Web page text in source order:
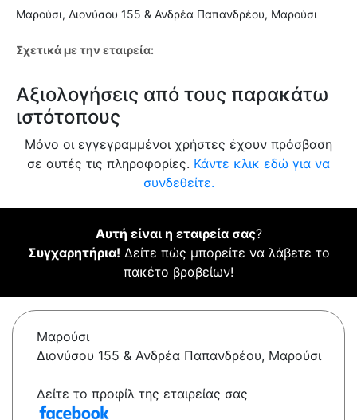
Μαρούσι, Διονύσου 155 & Ανδρέα Παπανδρέου, Μαρούσι
Σχετικά με την εταιρεία:
Αξιολογήσεις από τους παρακάτω
ιστότοπους
Μόνο οι εγγεγραμμένοι χρήστες έχουν πρόσβαση
σε αυτές τις πληροφορίες. Κάντε κλικ εδώ για να
συνδεθείτε.
Αυτή είναι η εταιρεία σας?
Συγχαρητήρια! Δείτε πώς μπορείτε να λάβετε το
πακέτο βραβείων!
Μαρούσι
Διονύσου 155 & Ανδρέα Παπανδρέου, Μαρούσι
Δείτε το προφίλ της εταιρείας σας